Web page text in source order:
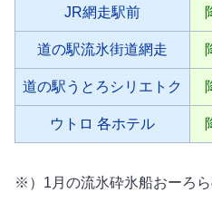
JR網走駅前
道の駅流氷街道網走
道の駅うとろシリエトク
ウトロ 各ホテル
）1月の流氷砕氷船おーろ